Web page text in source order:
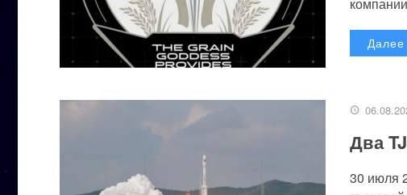
Далее
Два
30 июля